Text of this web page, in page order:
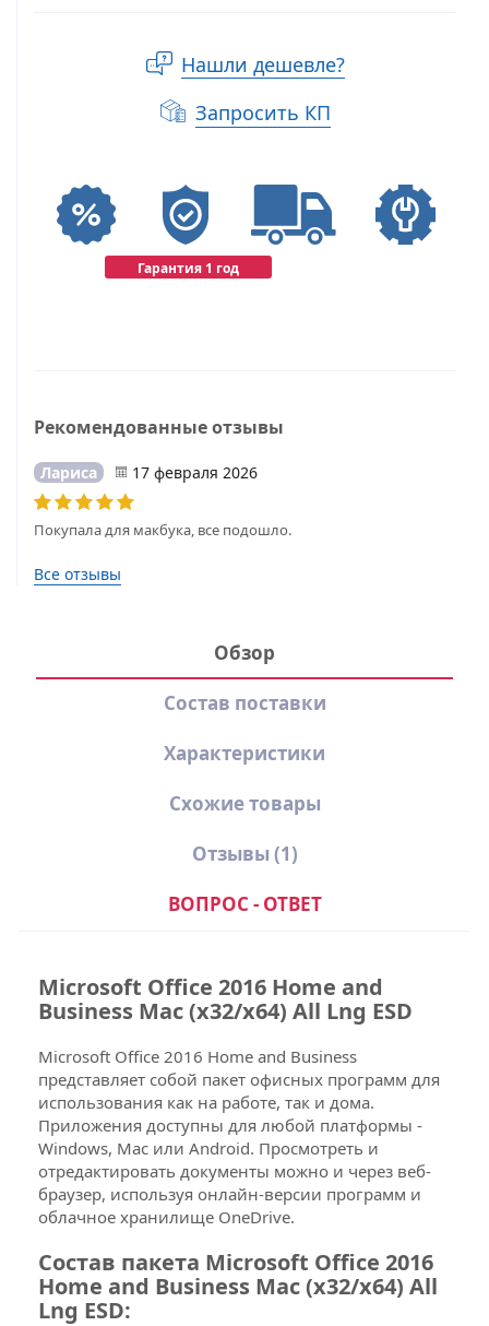
Нашли дешевле?
Запросить КП
Гарантия 1 год
Рекомендованные отзывы
Лариса 17 февраля 2026
Покупала для макбука, все подошло.
Все отзывы
Обзор
Состав поставки
Характеристики
Схожие товары
Отзывы (1)
ВОПРОС - ОТВЕТ
Состав поставки Microsoft
Office 2016 Home and
Business Mac (x32/x64) All
Lng ESD (Электронный
ключ):
При покупке Office 2016 Home and
Business Mac ESD, вы получаете на
почту:
Электронный ключ для
активации программы
Ссылку для загрузки
Microsoft Office 2016 Home and
Business Mac (x32/x64) All Lng ESD
Microsoft Office 2016 Home and Business
представляет собой пакет офисных программ для
использования как на работе, так и дома.
Приложения доступны для любой платформы -
Windows, Mac или Android. Просмотреть и
отредактировать документы можно и через веб-
браузер, используя онлайн-версии программ и
облачное хранилище OneDrive.
Состав пакета Microsoft Office 2016
Home and Business Mac (x32/x64) All
Lng ESD: